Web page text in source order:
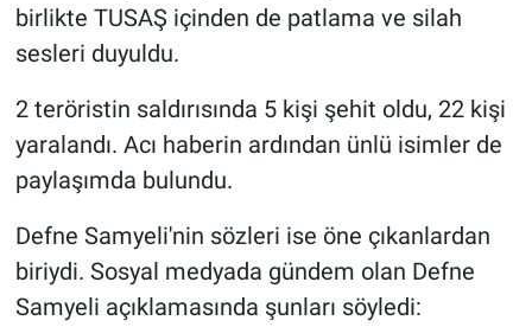
birlikte TUSAŞ içinden de patlama ve silah
sesleri duyuldu.
2 teröristin saldırısında 5 kişi şehit oldu, 22 kişi
yaralandı. Acı haberin ardından ünlü isimler de
paylaşımda bulundu.
Defne Samyeli'nin sözleri ise öne çıkanlardan
biriydi. Sosyal medyada gündem olan Defne
Samyeli açıklamasında şunları söyledi: